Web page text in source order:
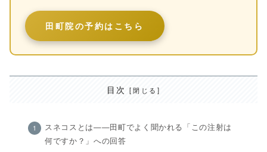
田町院の予約はこちら
目次
スネコスとは——田町でよく聞かれる「この注射は
何ですか？」への回答